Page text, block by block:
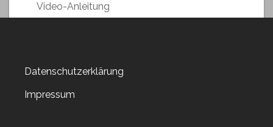
Video-Anleitung
Weltkartenbasteltag 2019
Weltkartenbasteltag 2020
Datenschutzerklärung
Impressum